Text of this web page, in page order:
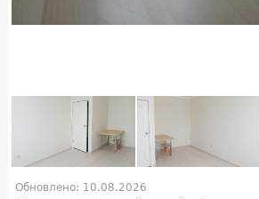
Обновлено: 10.08.2026